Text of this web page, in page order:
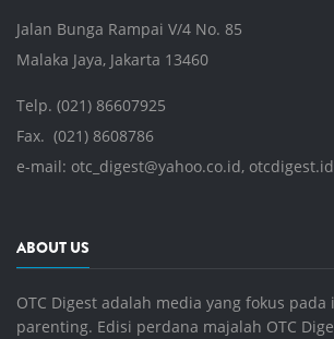
Jalan Bunga Rampai V/4 No. 85
Malaka Jaya, Jakarta 13460
Telp. (021) 86607925
Fax. (021) 8608786
e-mail: otc_digest@yahoo.co.id,
ABOUT US
OTC Digest adalah media yang fokus
parenting. Edisi perdana majalah OTC